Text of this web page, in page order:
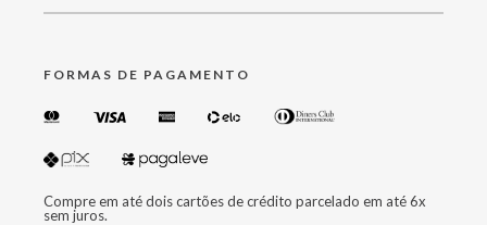
FORMAS DE PAGAMENTO
Compre em até dois cartões de crédito parcelado em até 6x
sem juros.